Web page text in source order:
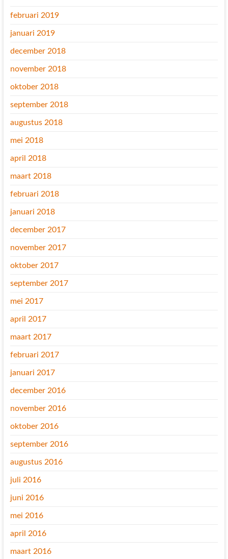
februari 2019
januari 2019
december 2018
november 2018
oktober 2018
september 2018
augustus 2018
mei 2018
april 2018
maart 2018
februari 2018
januari 2018
december 2017
november 2017
oktober 2017
september 2017
mei 2017
april 2017
maart 2017
februari 2017
januari 2017
december 2016
november 2016
oktober 2016
september 2016
augustus 2016
juli 2016
juni 2016
mei 2016
april 2016
maart 2016